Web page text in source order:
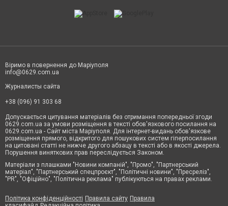
Віримо в повернення до Маріуполя
info@0629.com.ua
Журналисты сайта
+38 (096) 91 303 68
Допускається цитування матеріалів без отримання попередньої згоди
0629.com.ua за умови розміщення в тексті обов'язкового посилання на
0629.com.ua - Сайт міста Маріуполя. Для інтернет-видань обов'язкове
розміщення прямого, відкритого для пошукових систем гіперпосилання
на цитовані статті не нижче другого абзацу в тексті або в якості джерела.
Порушення виняткових прав переслідується Законом.
Матеріали з плашками "Новини компаній", "Промо", "Партнерський
матеріал", "Партнерський спецпроєкт", "Політичні новини", "Пресреліз",
"PR", "Офіційно", "Політична реклама" публікуються на правах реклами.
Політика конфіденційності Правила сайту Правила